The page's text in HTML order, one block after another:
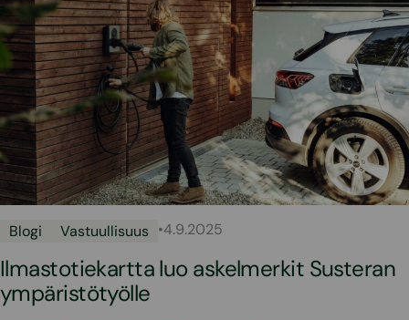
Blogi Vastuullisuus •4.9.2025
Ilmastotiekartta luo askelmerkit Susteran
ympäristötyölle